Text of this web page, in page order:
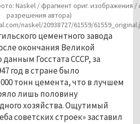
Naskel / фрагмент ориг. изображения /
разрешения автора)
naskel/20938727/61559/
цементного завода
окончания Великой
Госстата СССР, за
год в стране было
тонн цемента, что в лучшем
лишь половину
хозяйства. Ощутимый
советских строек» заставил